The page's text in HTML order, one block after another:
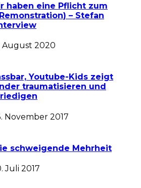
haben eine Pflicht zum
– Stefan
August 2020
Youtube-Kids zeigt
traumatisieren und
November 2017
schweigende Mehrheit
Juli 2017